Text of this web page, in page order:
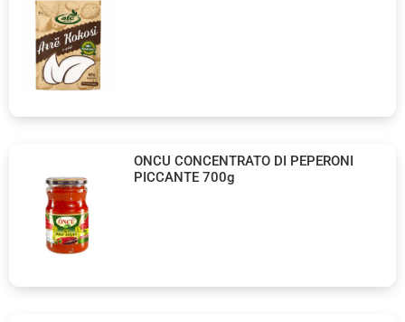
ONCU CONCENTRATO DI PEPERONI
PICCANTE 700g